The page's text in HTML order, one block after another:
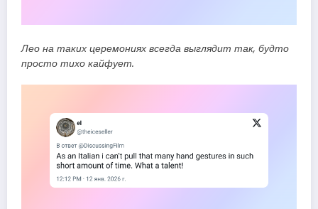
Лео на таких церемониях всегда выглядит так, будто
просто тихо кайфует.